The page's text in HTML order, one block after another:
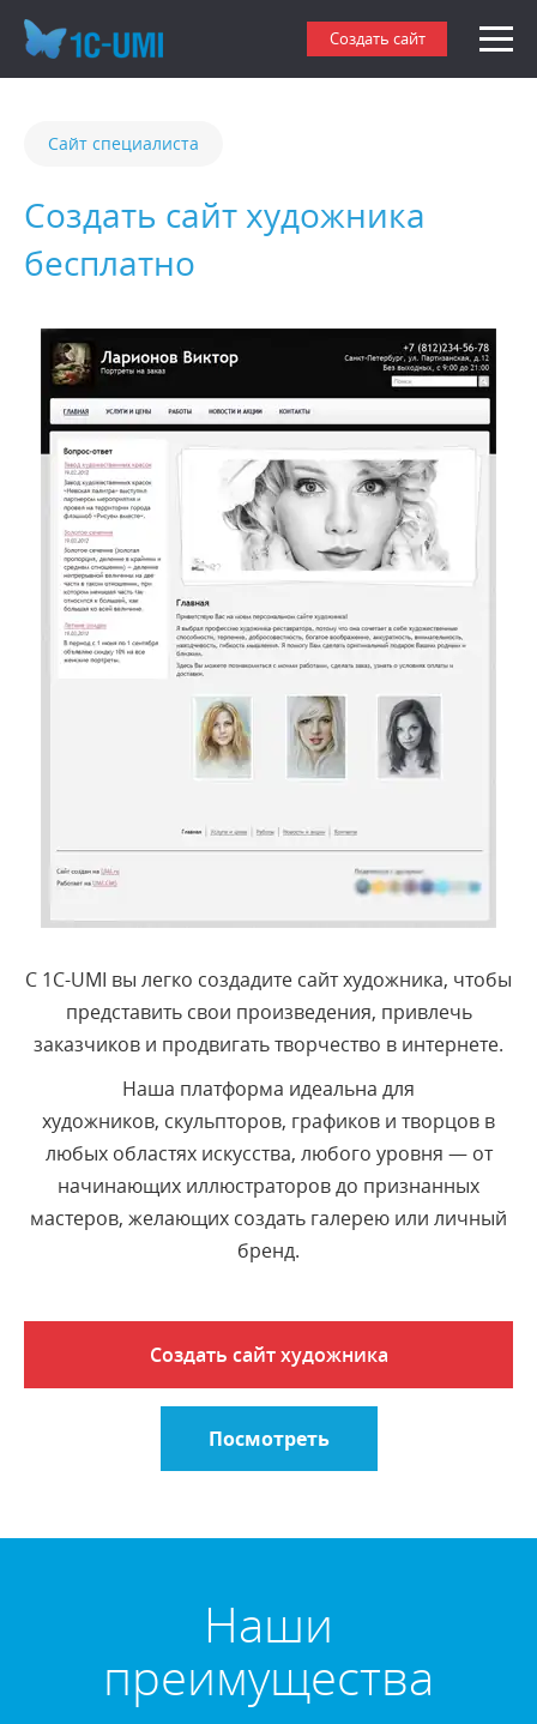
Создать сайт
Сайт специалиста
Создать сайт художника
бесплатно
С 1С-UMI вы легко создадите сайт художника, чтобы
представить свои произведения, привлечь
заказчиков и продвигать творчество в интернете.
Наша платформа идеальна для
художников, скульпторов, графиков и творцов в
любых областях искусства, любого уровня — от
начинающих иллюстраторов до признанных
мастеров, желающих создать галерею или личный
бренд.
Создать сайт художника
Посмотреть
Наши
преимущества